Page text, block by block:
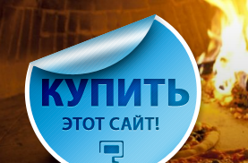
Перейти
содержимому